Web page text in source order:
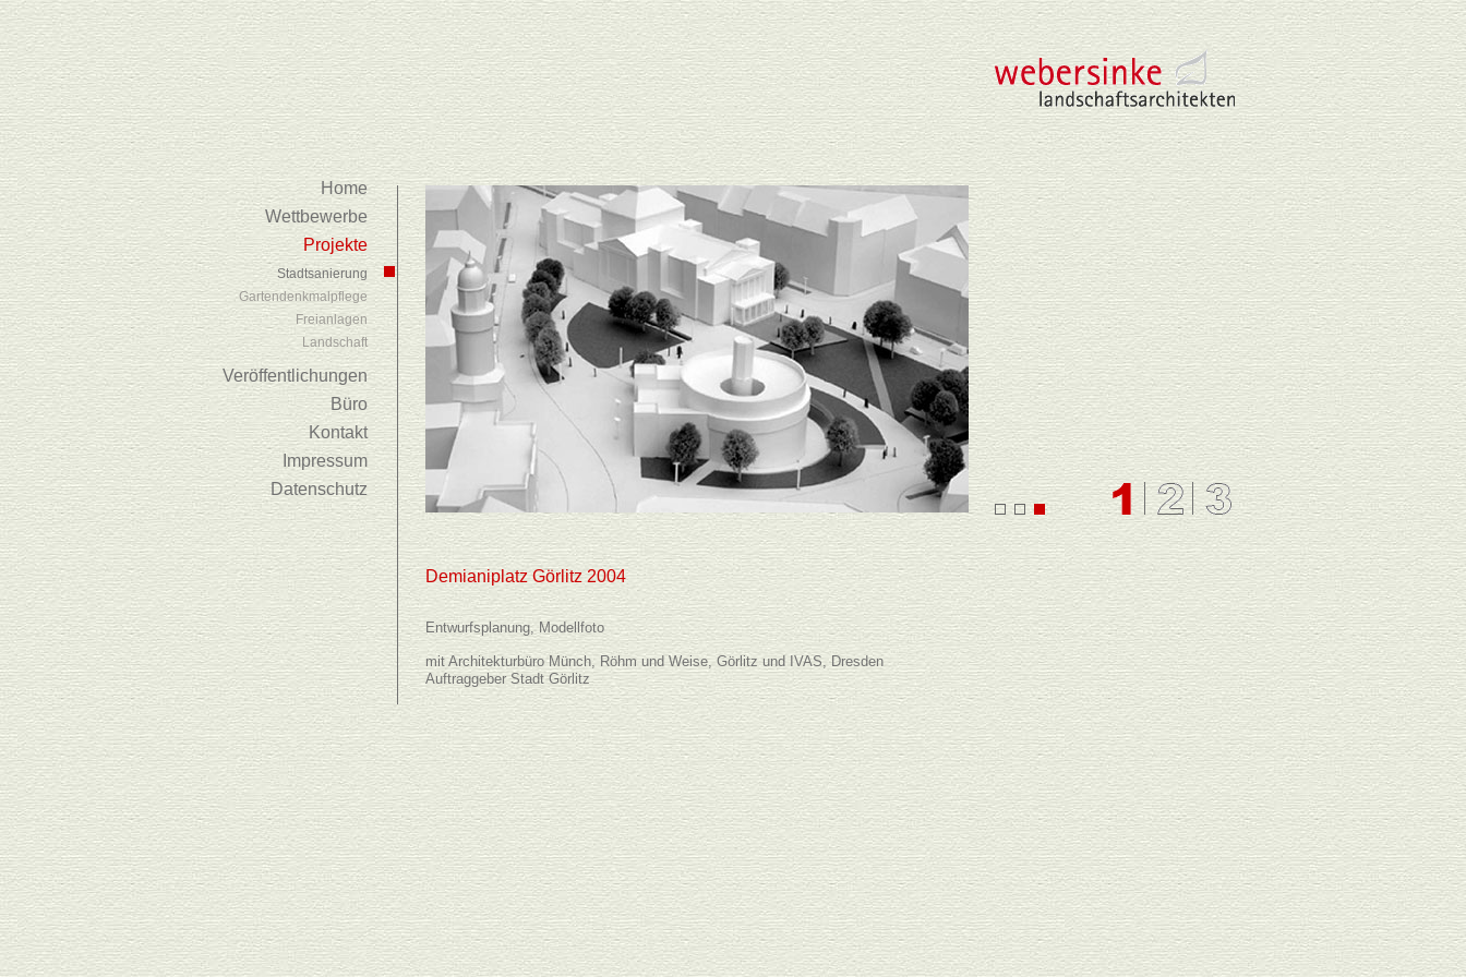
Home
Wettbewerbe
Projekte
Stadtsanierung
Gartendenkmalpflege
Freianlagen
Landschaft
Veröffentlichungen
Büro
Kontakt
Impressum
Datenschutz
Demianiplatz Görlitz 2004
Entwurfsplanung, Modellfoto
mit Architekturbüro Münch, Röhm und Weise, Görlitz und IVAS, Dresden
Auftraggeber Stadt Görlitz